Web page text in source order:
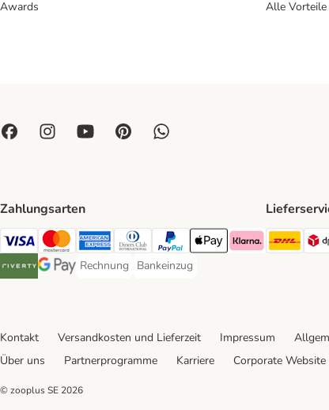
Awards
Alle Vorteile
Zahlungsarten
Visa Payment Method
Mastercard Payment Method
American Express Payment Method
Diners Club Payment Method
PayPal Payment Method
Apple Pay Payment Method
Klarna Payment
Riverty Payment Method
Google Pay Payment Method
Rechnung
Rechnung Payment Method
Bankeinzug
Bankeinzug Payment Method
Kontakt Versandkosten und Lieferzeit Impressum
Über uns
Partnerprogramme Karriere Corporate Website
© zooplus SE 2026